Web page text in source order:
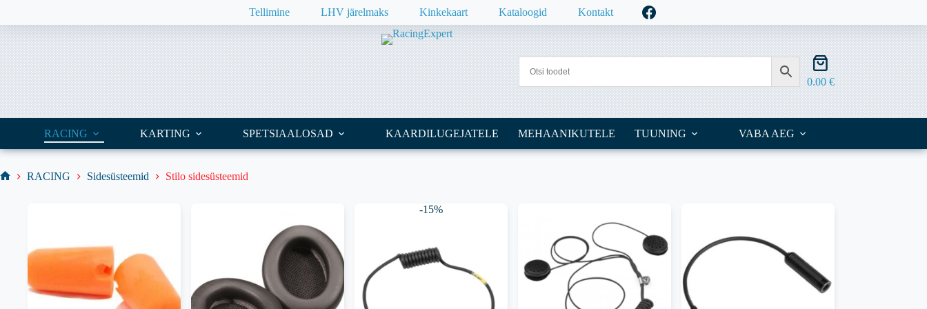
content
Tellimine LHV järelmaks Kinkekaart Kataloogid Kontakt
Shopping
cart
0.00€
RACING KARTING SPETSIAALOSAD KAARDILUGEJATELE MEHAANIKUTELE TUUNING VABA AEG
RACING Sidesüsteemid Stilo sidesüsteemid
-15%